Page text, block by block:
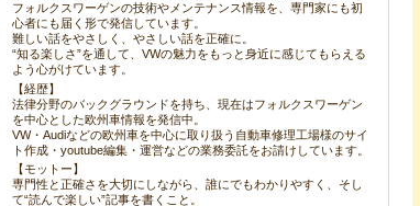
フォルクスワーゲンの技術やメンテナンス情報を、専門家にも初
心者にも届く形で発信しています。
難しい話をやさしく、やさしい話を正確に。
“知る楽しさ”を通して、VWの魅力をもっと身近に感じてもらえる
よう心がけています。
【経歴】
法律分野のバックグラウンドを持ち、現在はフォルクスワーゲン
を中心とした欧州車情報を発信中。
VW・Audiなどの欧州車を中心に取り扱う自動車修理工場様のサイ
ト作成・youtube編集・運営などの業務委託をお請けしています。
【モットー】
専門性と正確さを大切にしながら、誰にでもわかりやすく、そし
て“読んで楽しい”記事を書くこと。